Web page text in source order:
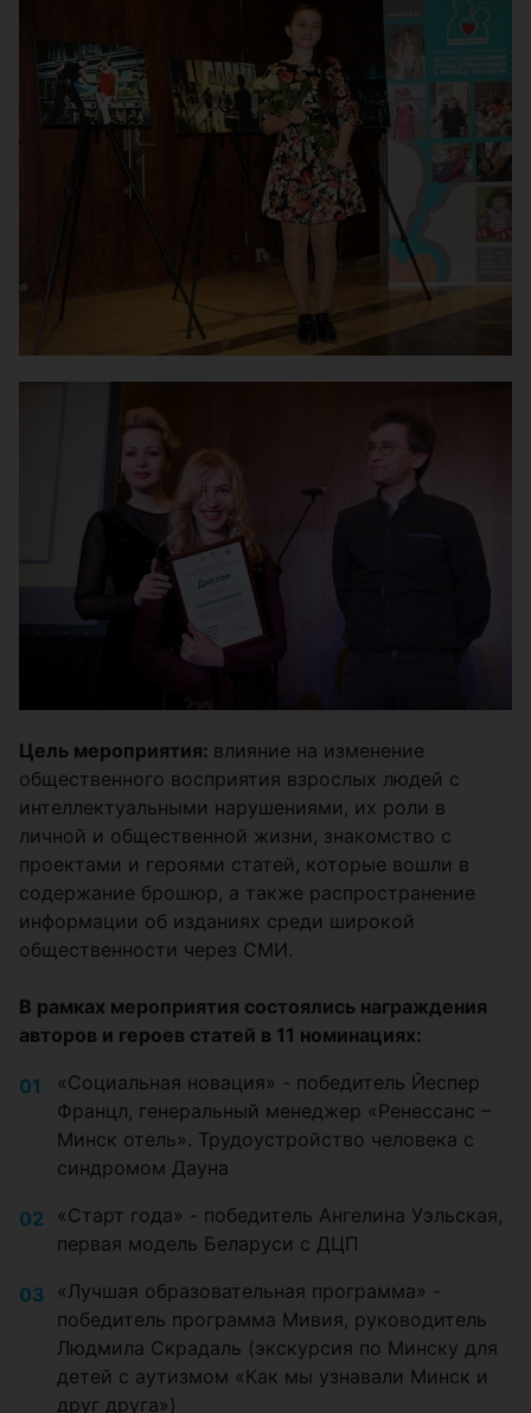
Цель мероприятия: влияние на изменение
общественного восприятия взрослых людей с
интеллектуальными нарушениями, их роли в
личной и общественной жизни, знакомство с
проектами и героями статей, которые вошли в
содержание брошюр, а также распространение
информации об изданиях среди широкой
общественности через СМИ.
В рамках мероприятия состоялись награждения
авторов и героев статей в 11 номинациях:
«Социальная новация» - победитель Йеспер
Францл, генеральный менеджер «Ренессанс –
Минск отель». Трудоустройство человека с
синдромом Дауна
«Старт года» - победитель Ангелина Уэльская,
первая модель Беларуси с ДЦП
«Лучшая образовательная программа» -
победитель программа Мивия, руководитель
Людмила Скрадаль (экскурсия по Минску для
детей с аутизмом «Как мы узнавали Минск и
друг друга»)